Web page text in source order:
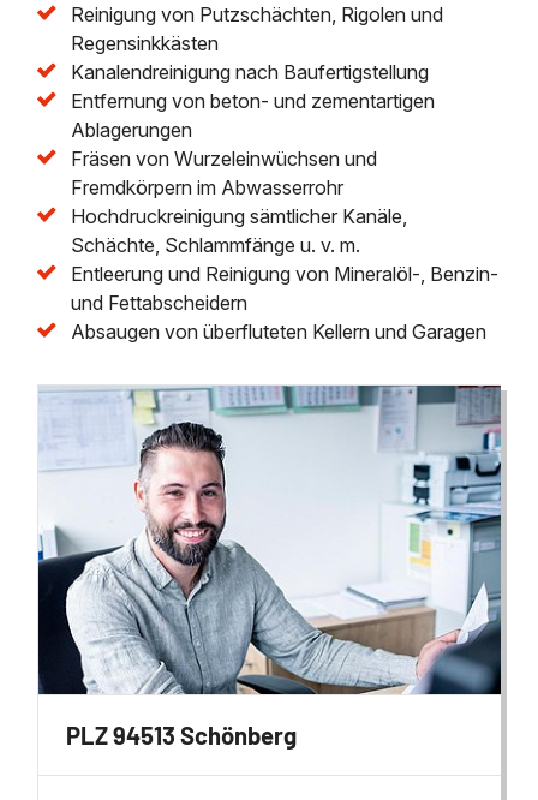
Reinigung von Putzschächten, Rigolen und
Regensinkkästen
Kanalendreinigung nach Baufertigstellung
Entfernung von beton- und zementartigen
Ablagerungen
Fräsen von Wurzeleinwüchsen und
Fremdkörpern im Abwasserrohr
Hochdruckreinigung sämtlicher Kanäle,
Schächte, Schlammfänge u. v. m.
Entleerung und Reinigung von Mineralöl-, Benzin-
und Fettabscheidern
Absaugen von überfluteten Kellern und Garagen
PLZ 94513 Schönberg